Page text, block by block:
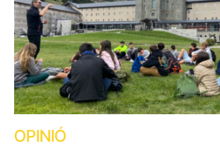
OPINIÓ